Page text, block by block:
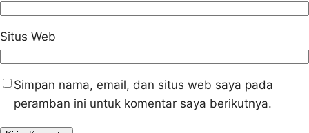
Situs Web
Simpan nama, email, dan situs web saya pada
peramban ini untuk komentar saya berikutnya.